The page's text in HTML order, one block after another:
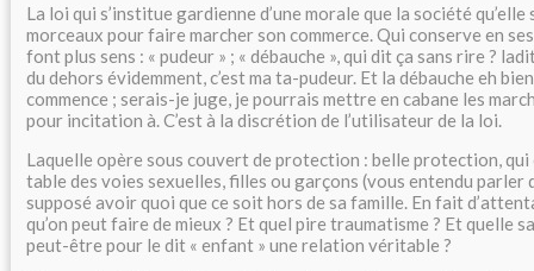
La loi qui s’institue gardienne d’une morale que la société
morceaux pour faire marcher son commerce. Qui conserve en
font plus sens : « pudeur » ; « débauche », qui dit ça sans rire ?
du dehors évidemment, c’est ma ta-pudeur. Et la débauche eh
commence ; serais-je juge, je pourrais mettre en cabane les
pour incitation à. C’est à la discrétion de l’utilisateur de la loi.
Laquelle opère sous couvert de protection : belle protection, qui
table des voies sexuelles, filles ou garçons (vous entendu parler
supposé avoir quoi que ce soit hors de sa famille. En fait
qu’on peut faire de mieux ? Et quel pire traumatisme ? Et quelle
peut-être pour le dit « enfant » une relation véritable ?